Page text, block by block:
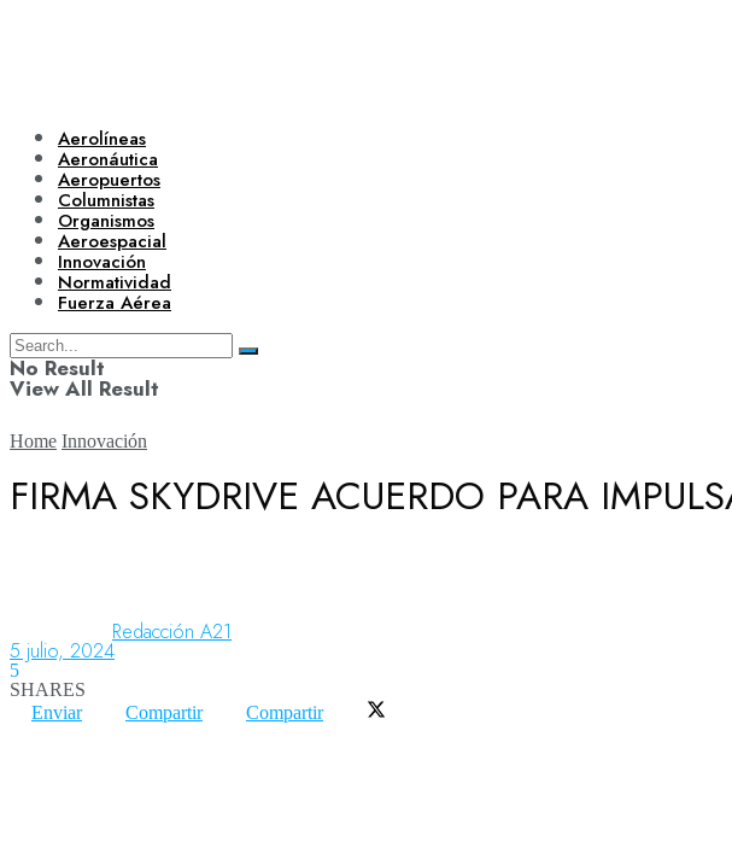
Aerolíneas
Aeronáutica
Aeropuertos
Columnistas
Organismos
Aeroespacial
Innovación
Normatividad
Fuerza Aérea
No Result
View All Result
Aeronáutica
Aeropuertos
Home Innovación
FIRMA SKYDRIVE ACUERDO PARA
Redacción A21
5 julio, 2024
5
SHARES
Enviar
Compartir Compartir